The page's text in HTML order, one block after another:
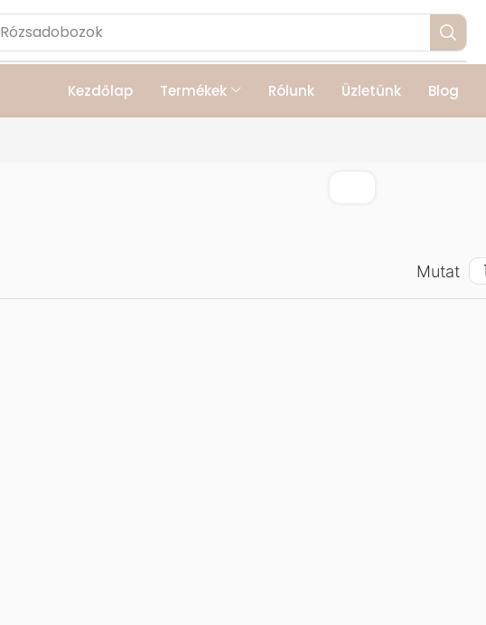
Rózsadobozok
Kezdőlap Termékek Rólunk Üzletünk Blog
Mutat